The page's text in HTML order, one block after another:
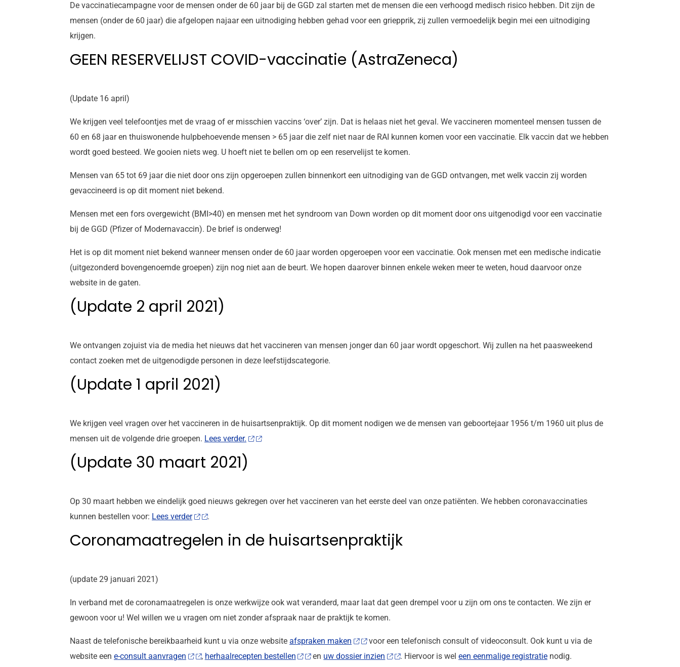
De vaccinatiecampagne voor de mensen onder de 60 jaar bij de GGD zal starten met de mensen die een verhoogd medisch risico hebben. Dit zijn de
mensen (onder de 60 jaar) die afgelopen najaar een uitnodiging hebben gehad voor een griepprik, zij zullen vermoedelijk begin mei een uitnodiging
krijgen.
GEEN RESERVELIJST COVID-vaccinatie (AstraZeneca)
(Update 16 april)
We krijgen veel telefoontjes met de vraag of er misschien vaccins ‘over’ zijn. Dat is helaas niet het geval. We vaccineren momenteel mensen tussen de
60 en 68 jaar en thuiswonende hulpbehoevende mensen > 65 jaar die zelf niet naar de RAI kunnen komen voor een vaccinatie. Elk vaccin dat we hebben
wordt goed besteed. We gooien niets weg. U hoeft niet te bellen om op een reservelijst te komen.
Mensen van 65 tot 69 jaar die niet door ons zijn opgeroepen zullen binnenkort een uitnodiging van de GGD ontvangen, met welk vaccin zij worden
gevaccineerd is op dit moment niet bekend.
Mensen met een fors overgewicht (BMI>40) en mensen met het syndroom van Down worden op dit moment door ons uitgenodigd voor een vaccinatie
bij de GGD (Pfizer of Modernavaccin). De brief is onderweg!
Het is op dit moment niet bekend wanneer mensen onder de 60 jaar worden opgeroepen voor een vaccinatie. Ook mensen met een medische indicatie
(uitgezonderd bovengenoemde groepen) zijn nog niet aan de beurt. We hopen daarover binnen enkele weken meer te weten, houd daarvoor onze
website in de gaten.
(Update 2 april 2021)
We ontvangen zojuist via de media het nieuws dat het vaccineren van mensen jonger dan 60 jaar wordt opgeschort. Wij zullen na het paasweekend
contact zoeken met de uitgenodigde personen in deze leefstijdscategorie.
(Update 1 april 2021)
We krijgen veel vragen over het vaccineren in de huisartsenpraktijk. Op dit moment nodigen we de mensen van geboortejaar 1956 t/m 1960 uit plus de
mensen uit de volgende drie groepen. Lees verder.
(Update 30 maart 2021)
Op 30 maart hebben we eindelijk goed nieuws gekregen over het vaccineren van het eerste deel van onze patiënten. We hebben coronavaccinaties
kunnen bestellen voor: Lees verder .
Coronamaatregelen in de huisartsenpraktijk
(update 29 januari 2021)
In verband met de coronamaatregelen is onze werkwijze ook wat veranderd, maar laat dat geen drempel voor u zijn om ons te contacten. We zijn er
gewoon voor u! Wel willen we u vragen om niet zonder afspraak naar de praktijk te komen.
Naast de telefonische bereikbaarheid kunt u via onze website afspraken maken
voor een telefonisch consult of videoconsult. Ook kunt u via de
website een e-consult aanvragen , herhaalrecepten bestellen en uw dossier inzien . Hiervoor is wel een eenmalige registratienodig.